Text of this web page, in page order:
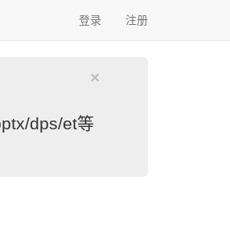
登录 注册
×
dps/et等